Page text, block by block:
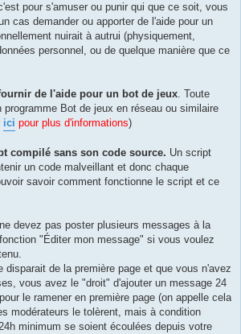
pour s'amuser ou punir qui que ce soit, vous
cas demander ou apporter de l'aide pour un
nuirait à autrui (physiquement,
personnel, ou de quelque manière que ce
de l'aide pour un bot de jeux. Toute
programme Bot de jeux en réseau ou similaire
ici pour plus d'informations)
compilé sans son code source. Un script
un code malveillant et donc chaque
savoir comment fonctionne le script et ce
devez pas poster plusieurs messages à la
"Éditer mon message" si vous voulez
disparait de la première page et que vous n'avez
vous avez le "droit" d'ajouter un message 24
le ramener en première page (on appelle cela
modérateurs le tolèrent, mais à condition
minimum se soient écoulées depuis votre